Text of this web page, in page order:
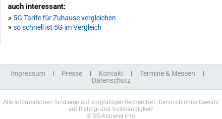
auch interessant:
» 5G Tarife für Zuhause vergleichen
» so schnell ist 5G im Vergleich
Impressum Presse Kontakt
Termine & Messen
Datenschutz
Alle Informationen fundieren auf sorgfältigen Recherchen. Dennoch ohne Gewähr
auf Richtig- und Vollständigkeit!
© 5G-Anbieter.info